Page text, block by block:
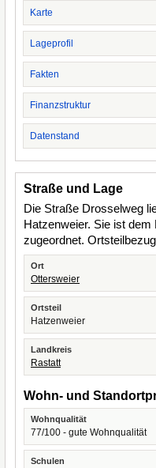
Karte
Lageprofil
Fakten
Finanzstruktur
Datenstand
Straße und Lage
Die Straße Drosselweg
Hatzenweier. Sie ist dem
zugeordnet.
Ort
Ottersweier
Ortsteil
Hatzenweier
Landkreis
Rastatt
Wohn- und
Wohnqualität
77/100 - gute Wohnqualität
Schulen